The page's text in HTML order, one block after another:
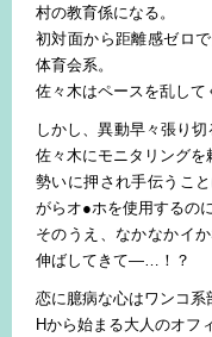
村の教育係になる。
初対面から距離感ゼロ
体育会系。
佐々木はペースを乱して
しかし、異動早々張り切
佐々木にモニタリングを
勢いに押され手伝うこ
がらオ●ホを使用するの
そのうえ、なかなかイ
伸ばしてきて―…！？
恋に臆病な心はワンコ
Hから始まる大人のオフ